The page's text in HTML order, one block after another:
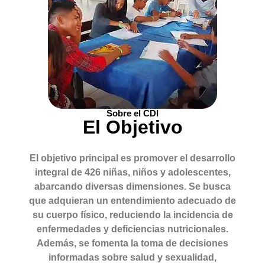
Sobre el CDI
El Objetivo
El objetivo principal es promover el desarrollo
integral de 426 niñas, niños y adolescentes,
abarcando diversas dimensiones. Se busca
que adquieran un entendimiento adecuado de
su cuerpo físico, reduciendo la incidencia de
enfermedades y deficiencias nutricionales.
Además, se fomenta la toma de decisiones
informadas sobre salud y sexualidad,